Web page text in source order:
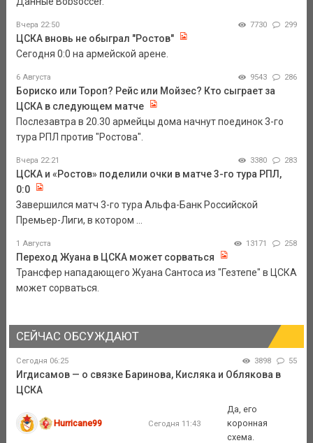
Вчера 22:50 7730 299
ЦСКА вновь не обыграл "Ростов"
Сегодня 0:0 на армейской арене.
6 Августа 9543 286
Бориско или Тороп? Рейс или Мойзес? Кто сыграет за
ЦСКА в следующем матче
Послезавтра в 20.30 армейцы дома начнут поединок 3-го
тура РПЛ против "Ростова".
Вчера 22:21 3380 283
ЦСКА и «Ростов» поделили очки в матче 3-го тура РПЛ,
0:0
Завершился матч 3-го тура Альфа-Банк Российской
Премьер-Лиги, в котором ...
1 Августа 13171 258
Переход Жуана в ЦСКА может сорваться
Трансфер нападающего Жуана Сантоса из "Гезтепе" в ЦСКА
может сорваться.
СЕЙЧАС ОБСУЖДАЮТ
Сегодня 06:25 3898 55
Игдисамов — о связке Баринова, Кисляка и Облякова в
ЦСКА
Hurricane99 Сегодня 11:43
Да, его
коронная
схема.